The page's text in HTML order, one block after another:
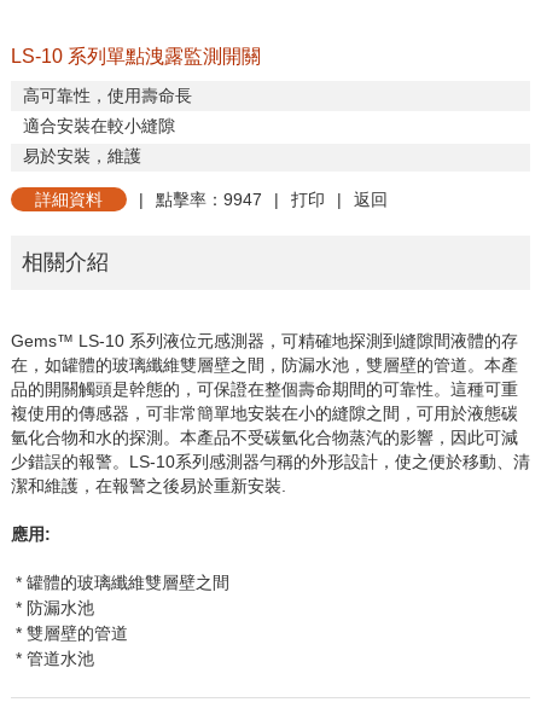
LS-10 系列單點洩露監測開關
高可靠性，使用壽命長
適合安裝在較小縫隙
易於安裝，維護
詳細資料 | 點擊率：9947 | 打印 | 返回
相關介紹
Gems™ LS-10 系列液位元感測器，可精確地探測到縫隙間液體的存
在，如罐體的玻璃纖維雙層壁之間，防漏水池，雙層壁的管道。本產
品的開關觸頭是幹態的，可保證在整個壽命期間的可靠性。這種可重
複使用的傳感器，可非常簡單地安裝在小的縫隙之間，可用於液態碳
氫化合物和水的探測。本產品不受碳氫化合物蒸汽的影響，因此可減
少錯誤的報警。 LS-10系列感測器勻稱的外形設計，使之便於移動、清
潔和維護，在報警之後易於重新安裝
應用:
* 罐體的玻璃纖維雙層壁之間
* 防漏水池
* 雙層壁的管道
* 管道水池